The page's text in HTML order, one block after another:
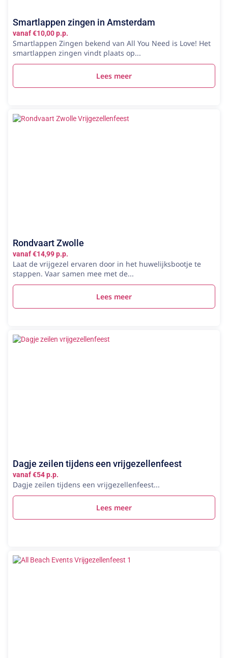
Smartlappen zingen in Amsterdam
vanaf €10,00 p.p.
Smartlappen Zingen bekend van All You Need is Love! Het
smartlappen zingen vindt plaats op...
Lees meer
Rondvaart Zwolle
vanaf €14,99 p.p.
Laat de vrijgezel ervaren door in het huwelijksbootje te
stappen. Vaar samen mee met de...
Lees meer
Dagje zeilen tijdens een vrijgezellenfeest
vanaf €54 p.p.
Dagje zeilen tijdens een vrijgezellenfeest...
Lees meer